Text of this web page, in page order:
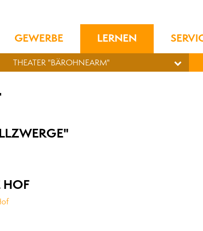
GEWERBE LERNEN
THEATER "BÄROHNEARM"
HOF